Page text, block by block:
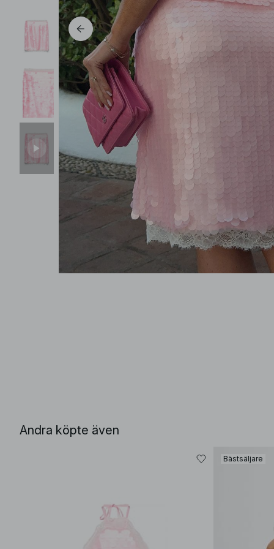
Andra köpte även
Bästsäljare